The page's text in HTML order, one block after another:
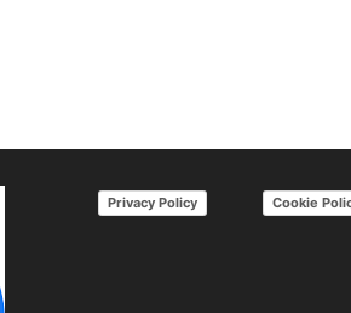
Privacy Policy Cookie